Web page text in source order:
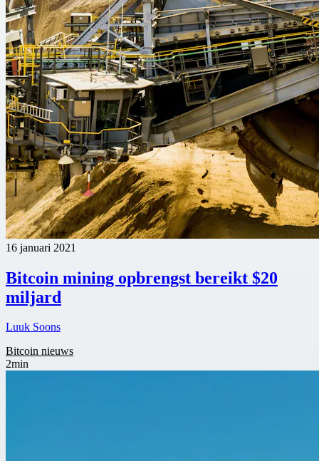
16 januari 2021
Bitcoin mining opbrengst bereikt $20
miljard
Luuk Soons
Bitcoin nieuws
2min